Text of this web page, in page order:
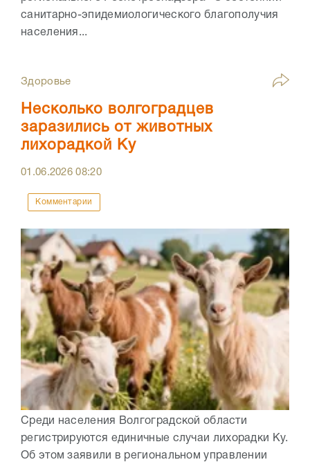
санитарно-эпидемиологического благополучия
населения...
Здоровье
Несколько волгоградцев
заразились от животных
лихорадкой Ку
01.06.202608:20
Комментарии
Среди населения Волгоградской области
регистрируются единичные случаи лихорадки Ку.
Об этом заявили в региональном управлении